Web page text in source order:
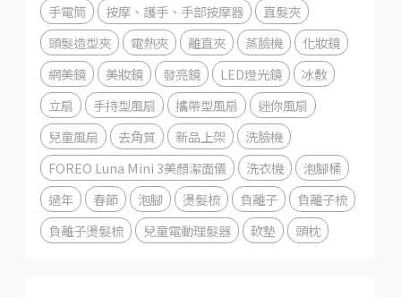
手電筒
按摩、護手、手部按摩器
直髮夾
頭髮造型夾
電熱夾 離直夾 蒸臉機
化妝鏡
網美鏡
美妝鏡 發亮鏡 LED燈光鏡
冰敷
立扇
手持型風扇 攜帶型風扇
迷你風扇
兒童風扇
去角質 新品上架
洗臉機
FOREO Luna Mini 3美顏潔面儀
洗衣機
泡腳桶
過年
春節 泡腳 燙髮梳 負離子
負離子梳
負離子燙髮梳
兒童電動理髮器 軟墊 頭枕